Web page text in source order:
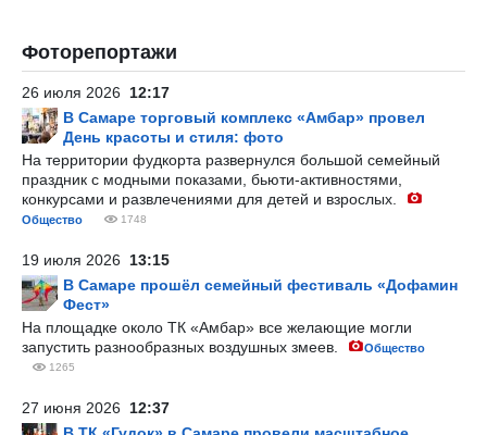
Фоторепортажи
26 июля 2026 12:17
В Самаре торговый комплекс «Амбар» провел
День красоты и стиля: фото
На территории фудкорта развернулся большой семейный
праздник с модными показами, бьюти-активностями,
конкурсами и развлечениями для детей и взрослых.
Общество 1748
19 июля 2026 13:15
В Самаре прошёл семейный фестиваль «Дофамин
Фест»
На площадке около ТК «Амбар» все желающие могли
запустить разнообразных воздушных змеев.
Общество
1265
27 июня 2026 12:37